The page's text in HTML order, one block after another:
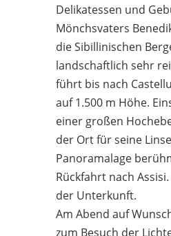
Delikatessen und
Mönchsvaters
die Sibillinischen
landschaftlich sehr
führt bis nach
auf 1.500 m Höhe.
einer großen
der Ort für seine
Panoramalage
Rückfahrt nach
der Unterkunft.
Am Abend auf
zum Besuch der